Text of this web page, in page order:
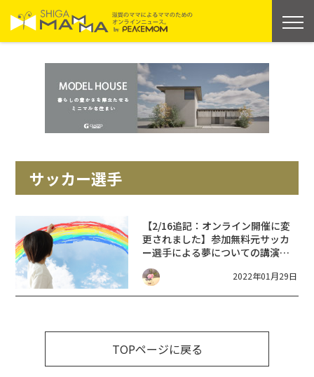
サッカー選手
【2/16追記：オンライン開催に変
更されました】参加無料元サッカ
ー選手による夢についての講演会
やグループワーク等開催
★【2/26(土)】近江八幡の中心で
2022年01月29日
TOPページに戻る